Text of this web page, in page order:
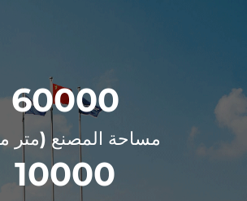
60000
مساحة المصنع (متر
10000